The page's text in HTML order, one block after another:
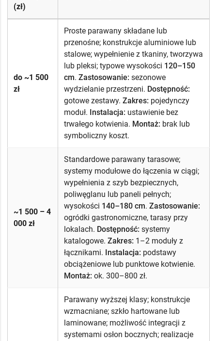
(zł)
do ~1 500
zł
Proste parawany składane lub
przenośne; konstrukcje aluminiowe lub
stalowe; wypełnienie z tkaniny, tworzywa
lub pleksi; typowe wysokości 120–150
cm. Zastosowanie: sezonowe
wydzielanie przestrzeni. Dostępność:
gotowe zestawy. Zakres: pojedynczy
moduł. Instalacja: ustawienie bez
trwałego kotwienia. Montaż: brak lub
symboliczny koszt.
~1 500 – 4
000 zł
Standardowe parawany tarasowe;
systemy modułowe do łączenia w ciągi;
wypełnienia z szyb bezpiecznych,
poliwęglanu lub paneli pełnych;
wysokości 140–180 cm. Zastosowanie:
ogródki gastronomiczne, tarasy przy
lokalach. Dostępność: systemy
katalogowe. Zakres: 1–2 moduły z
łącznikami. Instalacja: podstawy
obciążeniowe lub punktowe kotwienie.
Montaż: ok. 300–800 zł.
Parawany wyższej klasy; konstrukcje
wzmacniane; szkło hartowane lub
laminowane; możliwość integracji z
systemami osłon bocznych; realizacje